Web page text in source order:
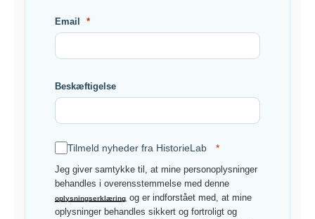
Email
Beskæftigelse
Tilmeld nyheder fra HistorieLab
Jeg giver samtykke til, at mine personoplysninger
behandles i overensstemmelse med denne
oplysningserklæring og er indforstået med, at mine
oplysninger behandles sikkert og fortroligt og